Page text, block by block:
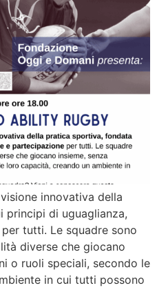
innovativa della
principi di uguaglianza,
tutti. Le squadre sono
diverse che giocano
o ruoli speciali, secondo le
in cui tutti possono